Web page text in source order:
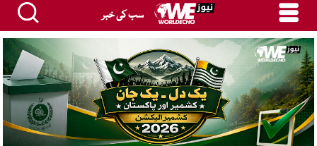
سب کی خبر